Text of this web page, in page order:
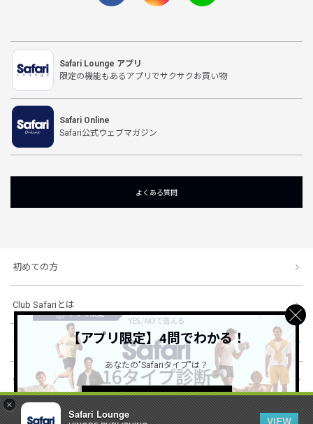
×
Safari Lounge
VIEW
Safari Lounge アプリ
限定の機能もあるアプリでサクサクお買い物
Safari Online
Safari公式ウェブマガジン
よくある質問
初めての方
Club Safariとは
ショッピングガイド
会社概要・規約
【アプリ限定】4問でわかる！
あなたの"Safariタイプ"は？
詳しくはこちら ＞